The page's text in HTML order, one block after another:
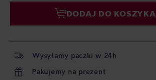
DODAJ DO KOSZYKA
Wysyłamy paczki w 24h
Pakujemy na prezent